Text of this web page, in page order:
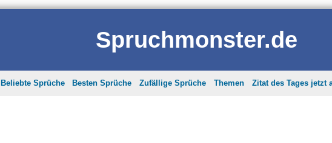
Spruchmonster.de
Beliebte Sprüche Besten Sprüche Zufällige Sprüche Themen Zitat des Tages jetzt